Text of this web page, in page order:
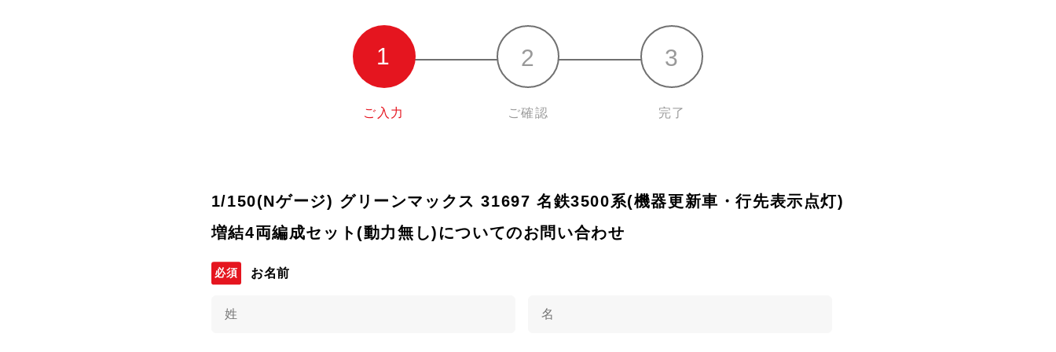
ご入力 ご確認 完了
1/150(Nゲージ) グリーンマックス 31697 名鉄3500系(機器更新車・行先表示点灯)
増結4両編成セット(動力無し)についてのお問い合わせ
お名前